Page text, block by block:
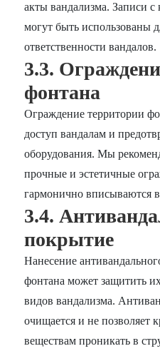
акты вандализма. Записи
могут быть использованы
ответственности вандалов.
3.3.
фонтана
Ограждение территории
доступ вандалам и
оборудования. Мы
прочные и эстетичные
гармонично вписываются
3.4.
покрытие
Нанесение
фонтана может защитить
видов вандализма.
очищается и не позволяет
веществам проникать в